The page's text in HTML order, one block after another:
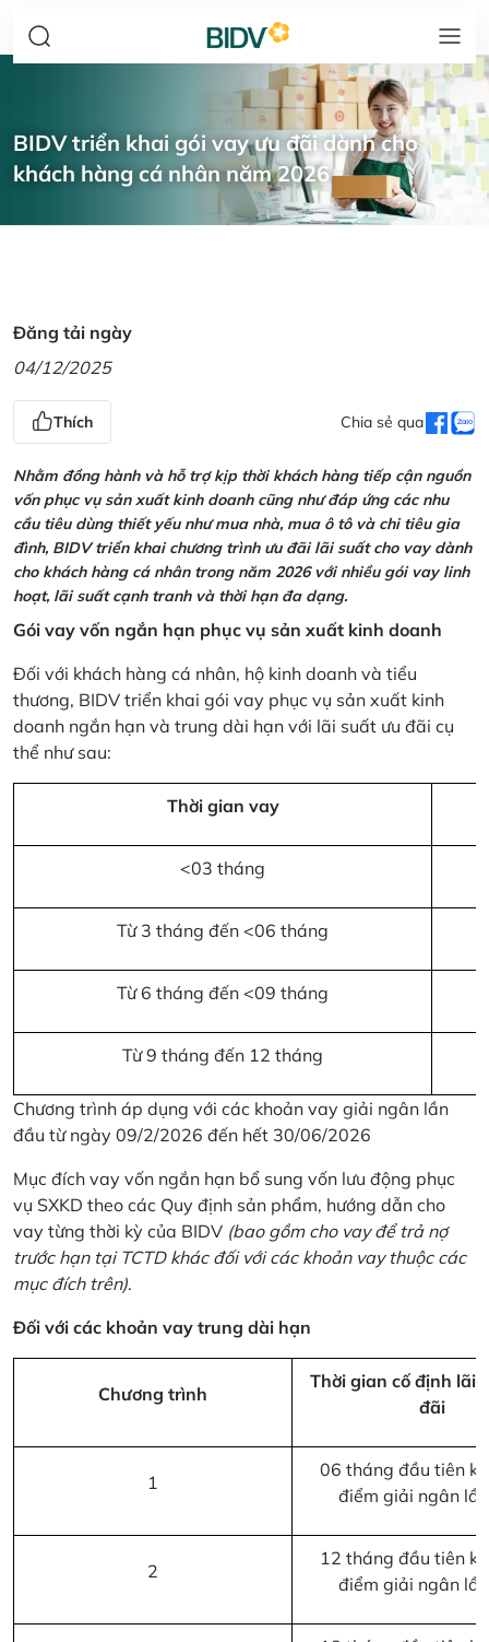
BIDV triển khai gói vay ưu đãi dành cho
khách hàng cá nhân năm 2026
Đăng tải ngày
04/12/2025
Thích Chia sẻ qua
Nhằm đồng hành và hỗ trợ kịp thời khách hàng tiếp cận nguồn
vốn phục vụ sản xuất kinh doanh cũng như đáp ứng các nhu
cầu tiêu dùng thiết yếu như mua nhà, mua ô tô và chi tiêu gia
đình, BIDV triển khai chương trình ưu đãi lãi suất cho vay dành
cho khách hàng cá nhân trong năm 2026 với nhiều gói vay linh
hoạt, lãi suất cạnh tranh và thời hạn đa dạng.
Gói vay vốn ngắn hạn phục vụ sản xuất kinh doanh
Đối với khách hàng cá nhân, hộ kinh doanh và tiểu
thương, BIDV triển khai gói vay phục vụ sản xuất kinh
doanh ngắn hạn và trung dài hạn với lãi suất ưu đãi cụ
thể như sau:
Thời gian vay
<03 tháng
Từ 3 tháng đến <06 tháng
Từ 6 tháng đến <09 tháng
Từ 9 tháng đến 12 tháng
Chương trình áp dụng với các khoản vay giải ngân lần
đầu từ ngày 09/2/2026 đến hết 30/06/2026
Mục đích vay vốn ngắn hạn bổ sung vốn lưu động phục
vụ SXKD theo các Quy định sản phẩm, hướng dẫn cho
vay từng thời kỳ của BIDV (bao gồm cho vay để trả nợ
trước hạn tại TCTD khác đối với các khoản vay thuộc các
mục đích trên).
Đối với các khoản vay trung dài hạn
Chương trình
Thời gian cố định lãi
đãi
1
06 tháng đầu tiên
điểm giải ngân
2
12 tháng đầu tiên
điểm giải ngân